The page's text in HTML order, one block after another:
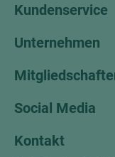
Kundenservice
Unternehmen
Social Media
Kontakt